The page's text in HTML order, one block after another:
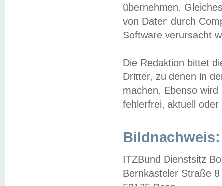
übernehmen.
von Daten durch
Software verursacht
Die Redaktion bittet
Dritter, zu denen in
machen. Ebenso
fehlerfrei, aktuell oder
Bildnachweis:
ITZBund Dienstsitz
Bernkasteler Straße 8